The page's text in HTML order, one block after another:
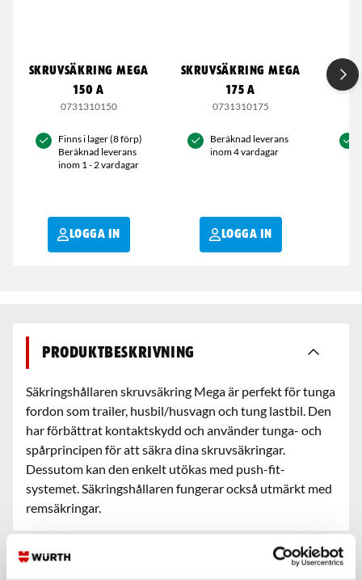
SKRUVSÄKRING MEGA
150 A
0731310150
Finns i lager (8 förp)
Beräknad leverans
inom 1 - 2 vardagar
LOGGA IN
SKRUVSÄKRING MEGA
175 A
0731310175
Beräknad leverans
inom 4 vardagar
LOGGA IN
Produktbeskrivning
Säkringshållaren skruvsäkring Mega är perfekt för tunga
fordon som trailer, husbil/husvagn och tung lastbil. Den
har förbättrat kontaktskydd och använder tunga- och
spårprincipen för att säkra dina skruvsäkringar.
Dessutom kan den enkelt utökas med push-fit-
systemet. Säkringshållaren fungerar också utmärkt med
remsäkringar.
Teknisk data